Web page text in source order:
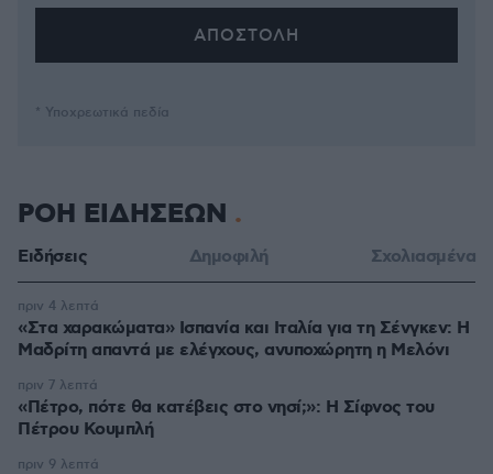
* Υποχρεωτικά πεδία
ΡΟΗ ΕΙΔΗΣΕΩΝ
Ειδήσεις Δημοφιλή Σχολιασμένα
«Στα χαρακώματα» Ισπανία και Ιταλία για τη Σένγκεν: Η
Μαδρίτη απαντά με ελέγχους, ανυποχώρητη η Μελόνι
πριν 4 λεπτά
«Πέτρο, πότε θα κατέβεις στο νησί;»: Η Σίφνος του
Πέτρου Κουμπλή
πριν 7 λεπτά
πριν 9 λεπτά